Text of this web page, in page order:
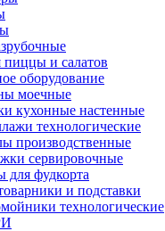
и салатов
оборудование
моечные
кухонные настенные
технологические
производственные
сервировочные
для фудкорта
и подставки
технологические